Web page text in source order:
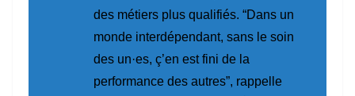
des métiers plus qualifiés. “Dans un
monde interdépendant, sans le soin
des un·es, ç’en est fini de la
performance des autres”, rappelle